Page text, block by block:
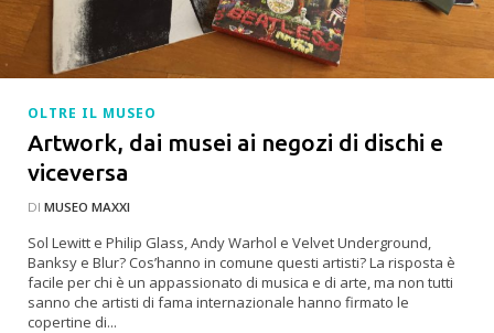
OLTRE IL MUSEO
Artwork, dai musei ai negozi di dischi e
viceversa
DI MUSEO MAXXI
Sol Lewitt e Philip Glass, Andy Warhol e Velvet Underground,
Banksy e Blur? Cos’hanno in comune questi artisti? La risposta è
facile per chi è un appassionato di musica e di arte, ma non tutti
sanno che artisti di fama internazionale hanno firmato le
copertine di...